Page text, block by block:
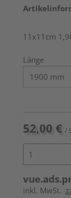
11x11cm
Länge
52,00 € /
inkl. MwSt.